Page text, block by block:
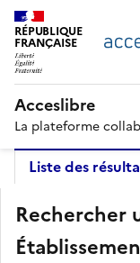
RÉPUBLIQUE
FRANÇAISE
Acceslibre
La plateforme
Liste des
Rechercher